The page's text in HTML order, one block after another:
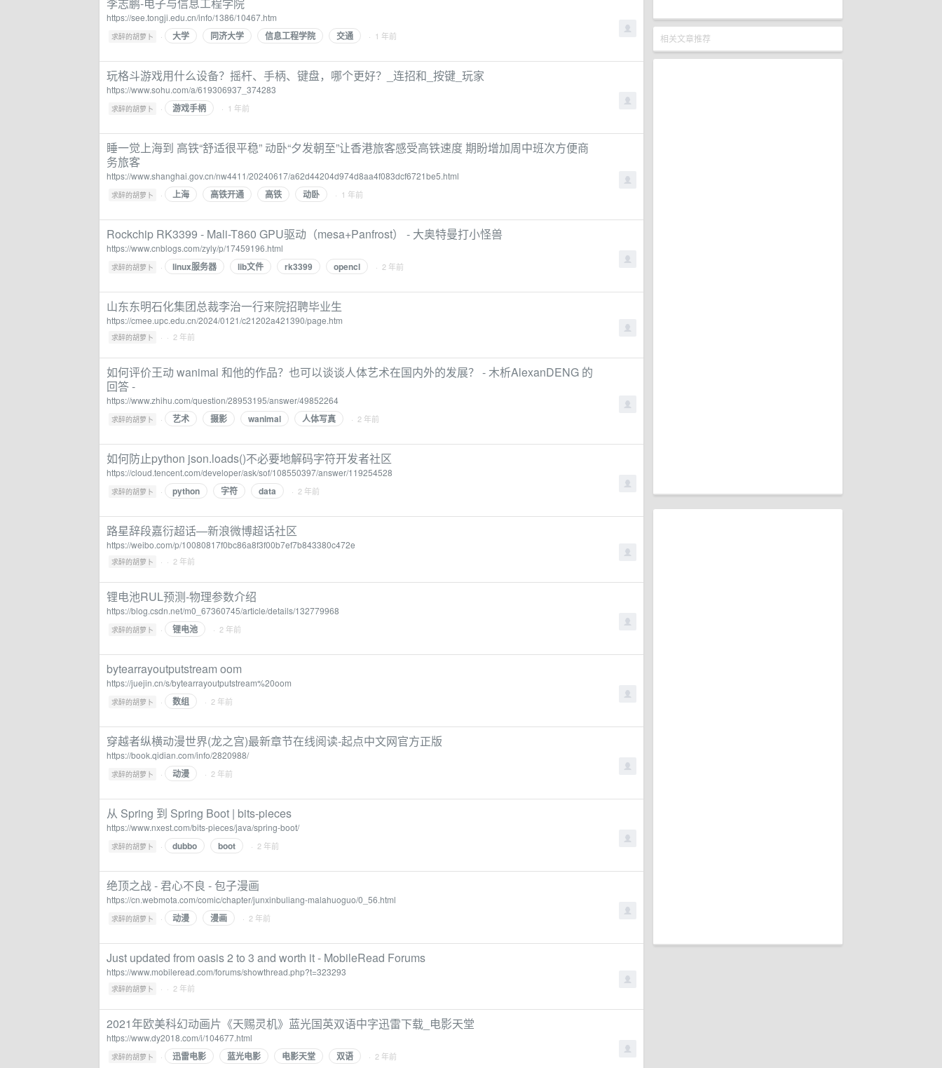
相关文章推荐
https://see.tongji.edu.cn/info/1386/10467.htm
求醉的胡萝卜 · 大学 同济大学 信息工程学院 交通 · 1 年前
玩格斗游戏用什么设备？摇杆、手柄、键盘，哪个更好？_连招和_按键_玩家
https://www.sohu.com/a/619306937_374283
求醉的胡萝卜 · 游戏手柄 · 1 年前
睡一觉上海到 高铁“舒适很平稳” 动卧“夕发朝至”让香港旅客感受高铁速度 期盼增加周中班次方便商
务旅客
https://www.shanghai.gov.cn/nw4411/20240617/a62d44204d974d8aa4f083dcf6721be5.html
求醉的胡萝卜 · 上海 高铁开通 高铁 动卧 · 1 年前
Rockchip RK3399 - Mali-T860 GPU驱动（mesa+Panfrost） - 大奥特曼打小怪兽
https://www.cnblogs.com/zyly/p/17459196.html
求醉的胡萝卜 · linux服务器 lib文件 rk3399 opencl · 2 年前
山东东明石化集团总裁李治一行来院招聘毕业生
https://cmee.upc.edu.cn/2024/0121/c21202a421390/page.htm
求醉的胡萝卜 · · 2 年前
如何评价王动 wanimal 和他的作品？也可以谈谈人体艺术在国内外的发展？ - 木析AlexanDENG 的
回答 -
https://www.zhihu.com/question/28953195/answer/49852264
求醉的胡萝卜 · 艺术 摄影 wanimal 人体写真 · 2 年前
如何防止python json.loads()不必要地解码字符开发者社区
https://cloud.tencent.com/developer/ask/sof/108550397/answer/119254528
求醉的胡萝卜 · python 字符 data · 2 年前
路星辞段嘉衍超话—新浪微博超话社区
https://weibo.com/p/10080817f0bc86a8f3f00b7ef7b843380c472e
求醉的胡萝卜 · · 2 年前
锂电池RUL预测-物理参数介绍
https://blog.csdn.net/m0_67360745/article/details/132779968
求醉的胡萝卜 · 锂电池 · 2 年前
bytearrayoutputstream oom
https://juejin.cn/s/bytearrayoutputstream%20oom
求醉的胡萝卜 · 数组 · 2 年前
穿越者纵横动漫世界(龙之宫)最新章节在线阅读-起点中文网官方正版
https://book.qidian.com/info/2820988/
求醉的胡萝卜 · 动漫 · 2 年前
从 Spring 到 Spring Boot | bits-pieces
https://www.nxest.com/bits-pieces/java/spring-boot/
求醉的胡萝卜 · dubbo boot · 2 年前
绝顶之战 - 君心不良 - 包子漫画
https://cn.webmota.com/comic/chapter/junxinbuliang-malahuoguo/0_56.html
求醉的胡萝卜 · 动漫 漫画 · 2 年前
Just updated from oasis 2 to 3 and worth it - MobileRead Forums
https://www.mobileread.com/forums/showthread.php?t=323293
求醉的胡萝卜 · · 2 年前
2021年欧美科幻动画片《天赐灵机》蓝光国英双语中字迅雷下载_电影天堂
https://www.dy2018.com/i/104677.html
求醉的胡萝卜 · 迅雷电影 蓝光电影 电影天堂 双语 · 2 年前